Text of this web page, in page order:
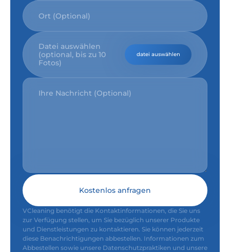
Datei auswählen
(optional, bis zu 10
Fotos)
datei auswählen
Kostenlos anfragen
VCleaning benötigt die Kontaktinformationen, die Sie uns
zur Verfügung stellen, um Sie bezüglich unserer Produkte
und Dienstleistungen zu kontaktieren. Sie können jederzeit
diese Benachrichtigungen abbestellen. Informationen zum
Abbestellen sowie unsere Datenschutzpraktiken und unsere